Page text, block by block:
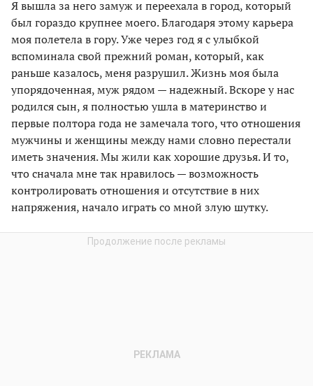
Я вышла за него замуж и переехала в город, который
был гораздо крупнее моего. Благодаря этому карьера
моя полетела в гору. Уже через год я с улыбкой
вспоминала свой прежний роман, который, как
раньше казалось, меня разрушил. Жизнь моя была
упорядоченная, муж рядом — надежный. Вскоре у нас
родился сын, я полностью ушла в материнство и
первые полтора года не замечала того, что отношения
мужчины и женщины между нами словно перестали
иметь значения. Мы жили как хорошие друзья. И то,
что сначала мне так нравилось — возможность
контролировать отношения и отсутствие в них
напряжения, начало играть со мной злую шутку.